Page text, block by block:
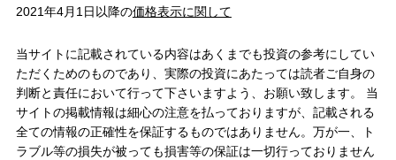
2021年4月1日以降の価格表示に関して
当サイトに記載されている内容はあくまでも投資の参考にしてい
ただくためのものであり、実際の投資にあたっては読者ご自身の
判断と責任において行って下さいますよう、お願い致します。 当
サイトの掲載情報は細心の注意を払っておりますが、記載される
全ての情報の正確性を保証するものではありません。万が一、ト
ラブル等の損失が被っても損害等の保証は一切行っておりません